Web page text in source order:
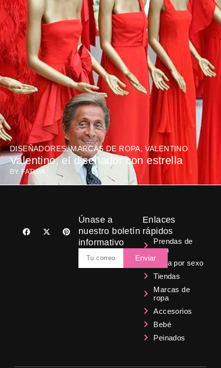
DISEÑADORES,MARCAS DE ROPA, VALENTINO
Valentino, el diseñador con estrella
BY FATIMA
F
a
X
-
P
i
Enlaces
rápidos
Prendas de
ropa
Ropa por sexo
Tiendas
Marcas de
ropa
Accesorios
Bebé
Peinados
Únase a
nuestro boletín
informativo
Enviar